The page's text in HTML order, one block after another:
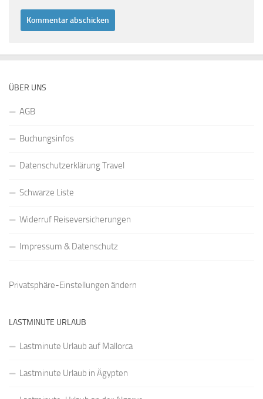
ÜBER UNS
AGB
Buchungsinfos
Datenschutzerklärung Travel
Schwarze Liste
Widerruf Reiseversicherungen
Impressum & Datenschutz
Privatsphäre-Einstellungen ändern
LASTMINUTE URLAUB
Lastminute Urlaub auf Mallorca
Lastminute Urlaub in Ägypten